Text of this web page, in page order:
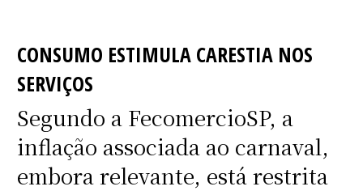
CONSUMO ESTIMULA CARESTIA NOS
SERVIÇOS
Segundo a FecomercioSP, a
inflação associada ao carnaval,
embora relevante, está restrita